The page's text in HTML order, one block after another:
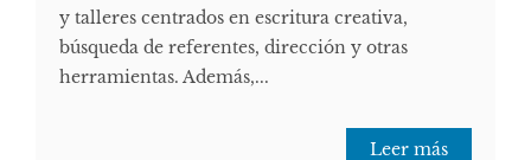
y talleres centrados en escritura creativa,
búsqueda de referentes, dirección y otras
herramientas. Además,...
Leer más